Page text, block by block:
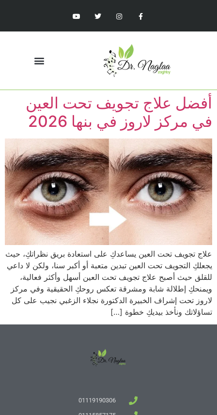
أفضل علاج تجويف تحت العين
في مركز لاروز في بنها 2026
علاج تجويف تحت العين يساعدكِ على استعادة بريق نظراتكِ، حيث
يجعلكِ التجويف تحت العين تبدين متعبة أو أكبر سنا، ولكن لا داعي
للقلق حيث أصبح علاج تجويف تحت العين أسهل وأكثر فعالية،
ويمنحكِ إطلالة شابة ومشرقة تعكس روحكِ الحقيقية وفي مركز
لاروز تحت إشراف الخبيرة الدكتورة نجلاء الزغبي نجيب على كل
تساؤلاتك ونأخذ بيديكِ خطوة […]
01119190306